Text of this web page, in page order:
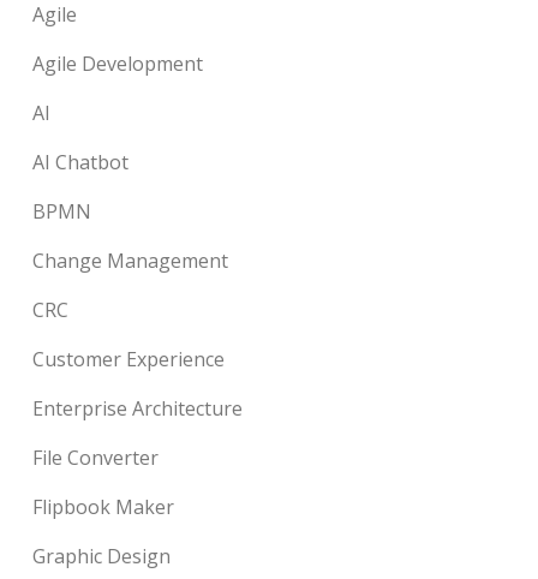
Agile
Agile Development
AI
AI Chatbot
BPMN
Change Management
CRC
Customer Experience
Enterprise Architecture
File Converter
Flipbook Maker
Graphic Design